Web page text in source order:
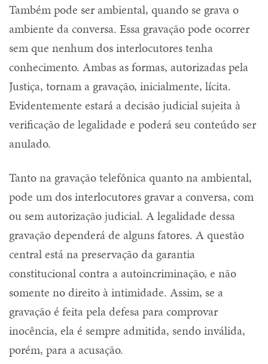
Também pode ser ambiental, quando se grava o
ambiente da conversa. Essa gravação pode ocorrer
sem que nenhum dos interlocutores tenha
conhecimento. Ambas as formas, autorizadas pela
Justiça, tornam a gravação, inicialmente, lícita.
Evidentemente estará a decisão judicial sujeita à
verificação de legalidade e poderá seu conteúdo ser
anulado.
Tanto na gravação telefônica quanto na ambiental,
pode um dos interlocutores gravar a conversa, com
ou sem autorização judicial. A legalidade dessa
gravação dependerá de alguns fatores. A questão
central está na preservação da garantia
constitucional contra a autoincriminação, e não
somente no direito à intimidade. Assim, se a
gravação é feita pela defesa para comprovar
inocência, ela é sempre admitida, sendo inválida,
porém, para a acusação.